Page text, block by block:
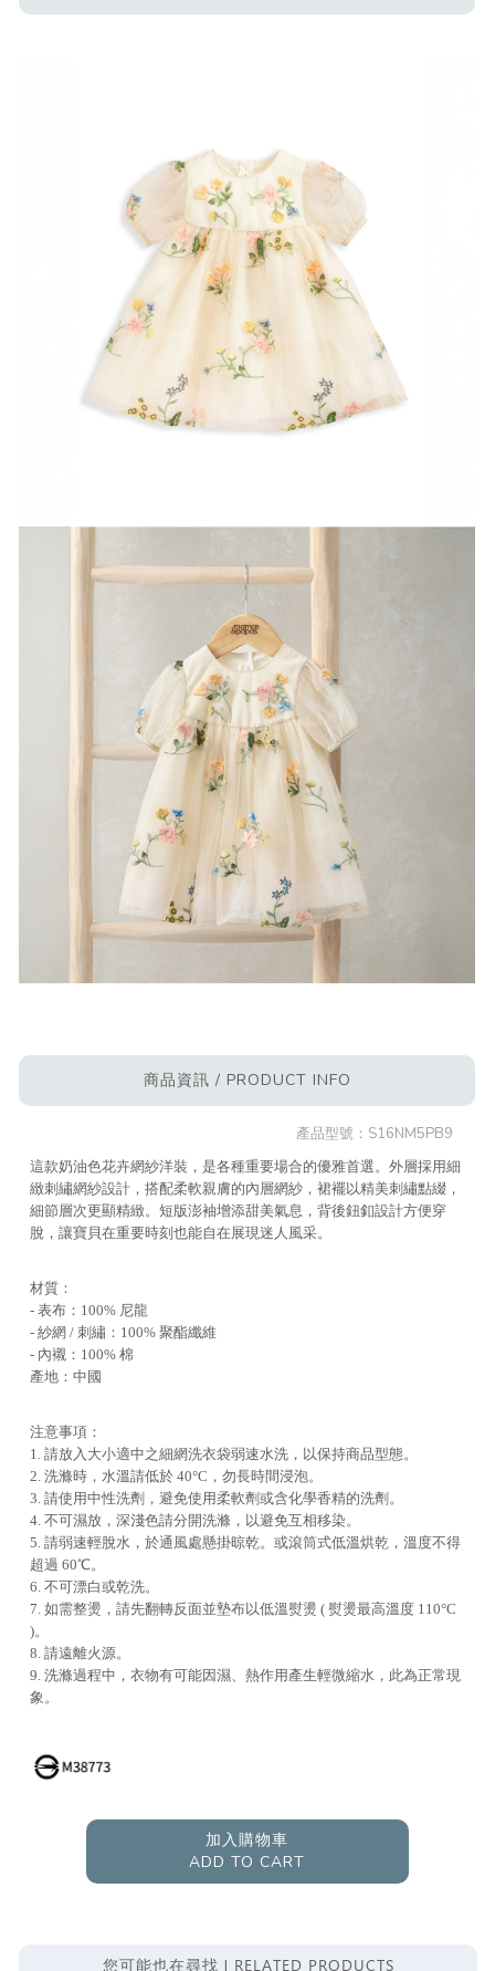
商品資訊 / PRODUCT INFO
產品型號： S16NM5PB9
這款奶油色花卉網紗洋裝，是各種重要場合的優雅首選。外層採用細
緻刺繡網紗設計，搭配柔軟親膚的內層網紗，裙襬以精美刺繡點綴，
細節層次更顯精緻。短版澎袖增添甜美氣息，背後鈕釦設計方便穿
脫，讓寶貝在重要時刻也能自在展現迷人風采。
材質：
- 表布：100% 尼龍
- 紗網 / 刺繡：100% 聚酯纖維
- 內襯：100% 棉
產地：中國
注意事項：
1. 請放入大小適中之細網洗衣袋弱速水洗，以保持商品型態。
2. 洗滌時，水溫請低於 40°C，勿長時間浸泡。
3. 請使用中性洗劑，避免使用柔軟劑或含化學香精的洗劑。
4. 不可濕放，深淺色請分開洗滌，以避免互相移染。
5. 請弱速輕脫水，於通風處懸掛晾乾。或滾筒式低溫烘乾，溫度不得
超過 60℃。
6. 不可漂白或乾洗。
7. 如需整燙，請先翻轉反面並墊布以低溫熨燙 ( 熨燙最高溫度 110°C
)。
8. 請遠離火源。
9. 洗滌過程中，衣物有可能因濕、熱作用產生輕微縮水，此為正常現
象。
加入購物車
ADD TO CART
您可能也在尋找 | RELATED PRODUCTS